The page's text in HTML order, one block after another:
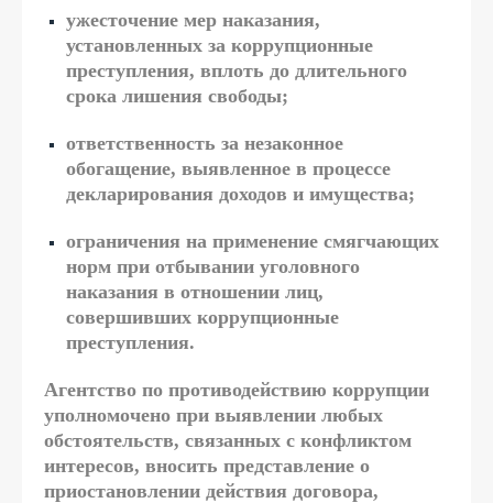
ужесточение мер наказания,
установленных за коррупционные
преступления, вплоть до длительного
срока лишения свободы;
ответственность за незаконное
обогащение, выявленное в процессе
декларирования доходов и имущества;
ограничения на применение смягчающих
норм при отбывании уголовного
наказания в отношении лиц,
совершивших коррупционные
преступления.
Агентство по противодействию коррупции
уполномочено при выявлении любых
обстоятельств, связанных с конфликтом
интересов, вносить представление о
приостановлении действия договора,